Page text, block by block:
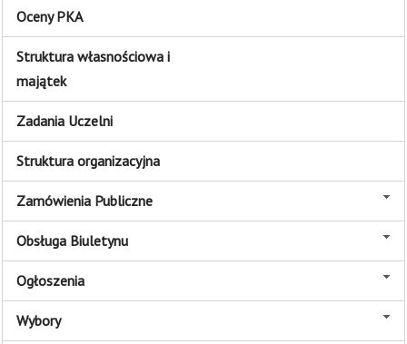
Oceny PKA
Struktura własnościowa i
majątek
Zadania Uczelni
Struktura organizacyjna
Zamówienia Publiczne
Obsługa Biuletynu
Ogłoszenia
Wybory